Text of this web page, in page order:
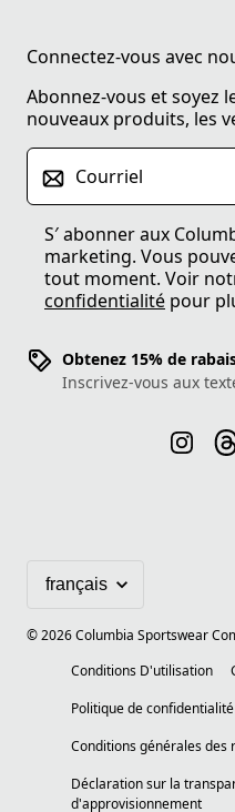
Connectez-vous avec
Abonnez-vous et soyez
nouveaux produits, les
Courriel
S′ abonner aux
marketing. Vous
tout moment. Voir
confidentialité pour
Obtenez 15% de
Inscrivez-vous aux
©2026Columbia Sportswear
Conditions D'utilisation
Politique de confidentialité
Conditions générales des
Déclaration sur la
d'approvisionnement